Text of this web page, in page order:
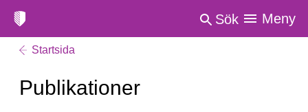
Sök Meny
Startsida
Publikationer